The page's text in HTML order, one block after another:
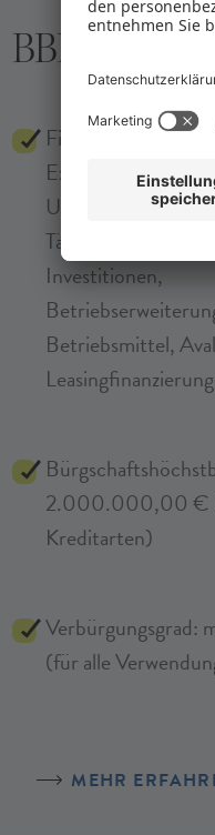
BBB - classic
Finanzierungsanlässe:
Unternehmens-
Tätige Beteiligungen,
Investitionen,
Betriebsmittel,
2.000.000,00 €
Kreditarten)
Verbürgungsgrad:
(für alle
MEHR